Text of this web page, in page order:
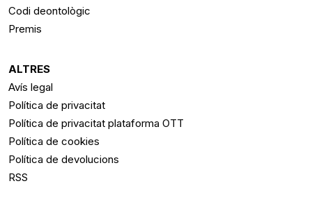
Codi deontològic
Premis
ALTRES
Avís legal
Política de privacitat
Política de privacitat plataforma OTT
Política de cookies
Política de devolucions
RSS